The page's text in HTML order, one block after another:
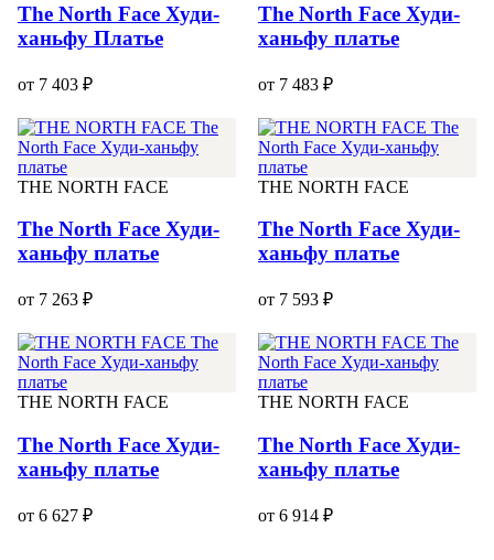
The North Face Худи-
ханьфу Платье
от 7 403 ₽
The North Face Худи-
ханьфу платье
от 7 483 ₽
THE NORTH FACE
The North Face Худи-
ханьфу платье
от 7 263 ₽
THE NORTH FACE
The North Face Худи-
ханьфу платье
от 7 593 ₽
THE NORTH FACE
The North Face Худи-
ханьфу платье
от 6 627 ₽
THE NORTH FACE
The North Face Худи-
ханьфу платье
от 6 914 ₽